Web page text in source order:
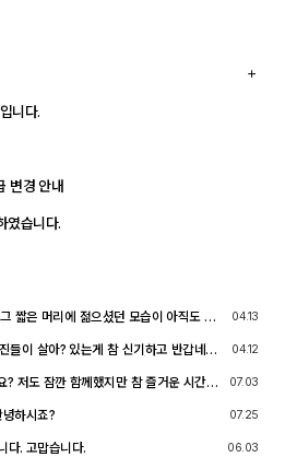
니다.
변경 안내
였습니다.
짧은 머리에 젊으셨던 모습이 아직도 기
속 홈페이지를 유지할 예정입니다. 생각
04.13
들이 살아? 있는게 참 신기하고 반갑네요
04.12
? 저도 잠깐 함께했지만 참 즐거운 시간이
07.03
하시죠? 07.25
다. 고맙습니다. 06.03